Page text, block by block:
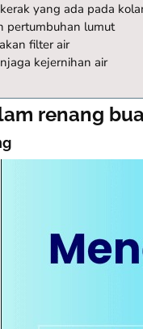
yang ada pada
pertumbuhan lumut
filter air
kejernihan air
renang